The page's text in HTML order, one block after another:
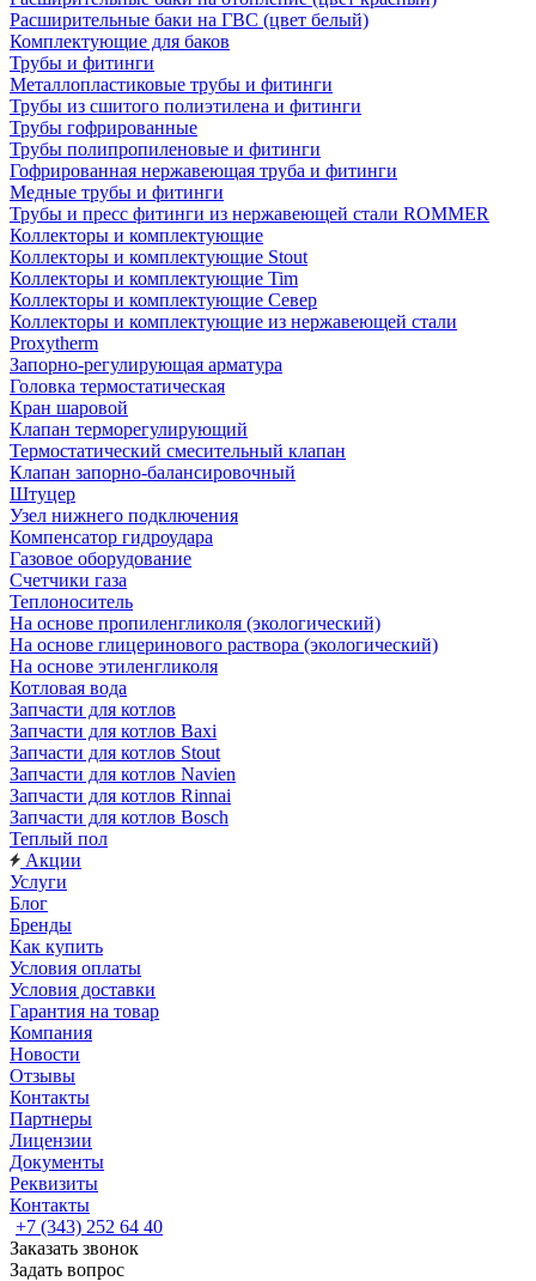
Расширительные баки на ГВС (цвет белый)
Комплектующие для баков
Трубы и фитинги
Металлопластиковые трубы и фитинги
Трубы из сшитого полиэтилена и фитинги
Трубы гофрированные
Трубы полипропиленовые и фитинги
Гофрированная нержавеющая труба и фитинги
Медные трубы и фитинги
Трубы и пресс фитинги из нержавеющей стали ROMMER
Коллекторы и комплектующие
Коллекторы и комплектующие Stout
Коллекторы и комплектующие Tim
Коллекторы и комплектующие Север
Коллекторы и комплектующие из нержавеющей стали
Proxytherm
Запорно-регулирующая арматура
Головка термостатическая
Кран шаровой
Клапан терморегулирующий
Термостатический смесительный клапан
Клапан запорно-балансировочный
Штуцер
Узел нижнего подключения
Компенсатор гидроудара
Газовое оборудование
Счетчики газа
Теплоноситель
На основе пропиленгликоля (экологический)
На основе глицеринового раствора (экологический)
На основе этиленгликоля
Котловая вода
Запчасти для котлов
Запчасти для котлов Baxi
Запчасти для котлов Stout
Запчасти для котлов Navien
Запчасти для котлов Rinnai
Запчасти для котлов Bosch
Теплый пол
Акции
Услуги
Блог
Бренды
Как купить
Условия оплаты
Условия доставки
Гарантия на товар
Компания
Новости
Отзывы
Контакты
Партнеры
Лицензии
Документы
Реквизиты
Контакты
+7 (343) 252 64 40
Заказать звонок
Задать вопрос